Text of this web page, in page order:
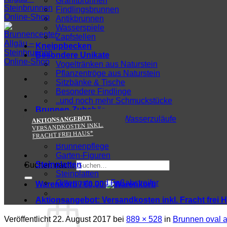
AKTIONSANGEBOT:
VERSANDKOSTEN INKL.
FRACHT FREI HAUS*
Suchen nach:
Warenkorb /€0,00
Findlingsbrunnen
Antikbrunnen
Wasserspiele
Zapfstellen
Kneippbecken
Besondere Unikate
Vogeltränken aus Naturstein
Pflanzentröge aus Naturstein
Sitzbänke & Tische
Besondere Findlinge
..und noch mehr Schmuckstücke
Brunnen-Zubehör
Wasserhähne und Wasserzuläufe
Zu-/Ablauftechnik
Wasserpumpen
Brunnenpflege
Garten-Figuren
Steinplatten
Steinplatten
Gitterroste und Fußabstreifer
Aktionsangebot: Versandkosten inkl. Fracht frei
Veröffentlicht 22. August 2017 bei 889 × 528 in Brunnen oval